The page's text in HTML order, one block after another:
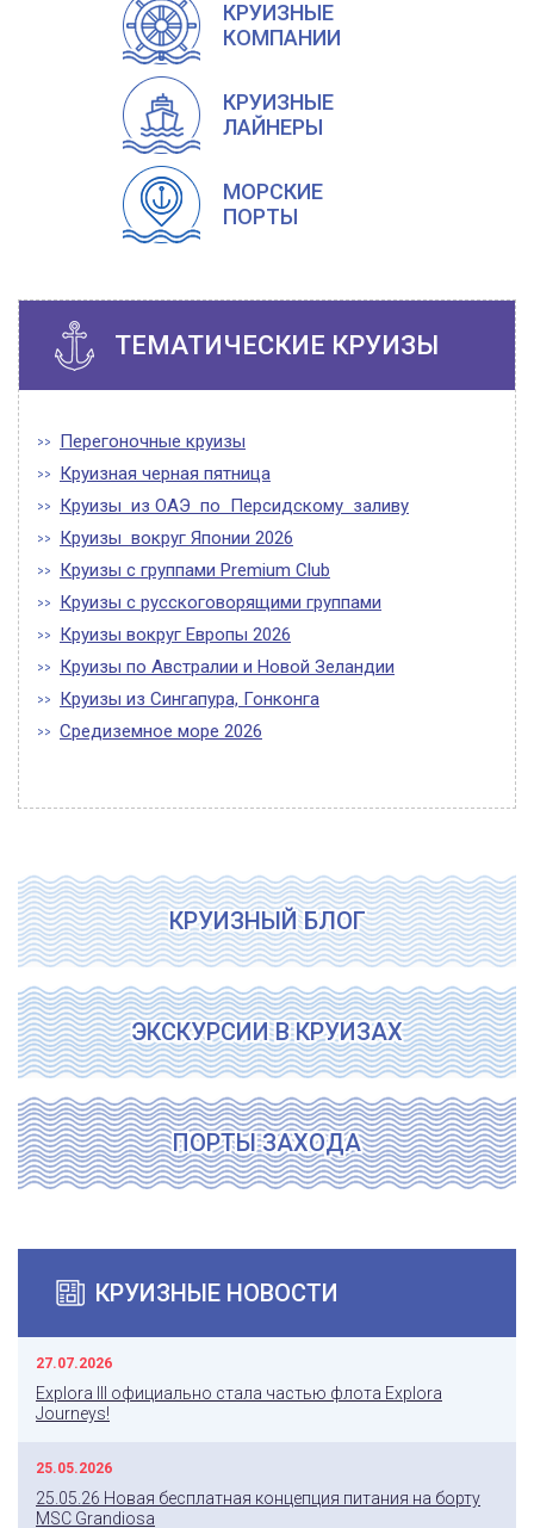
КРУИЗНЫЕ
КОМПАНИИ
КРУИЗНЫЕ
ЛАЙНЕРЫ
МОРСКИЕ
ПОРТЫ
ТЕМАТИЧЕСКИЕ КРУИЗЫ
Перегоночные круизы
Круизная черная пятница
Круизы из ОАЭ по Персидскому заливу
Круизы вокруг Японии 2026
Круизы с группами Premium Club
Круизы с русскоговорящими группами
Круизы вокруг Европы 2026
Круизы по Австралии и Новой Зеландии
Круизы из Сингапура, Гонконга
Средиземное море 2026
КРУИЗНЫЙ БЛОГ
ЭКСКУРСИИ В КРУИЗАХ
ПОРТЫ ЗАХОДА
КРУИЗНЫЕ НОВОСТИ
27.07.2026
Explora III официально стала частью флота Explora
Journeys!
25.05.2026
25.05.26 Новая бесплатная концепция питания на борту
MSC Grandiosa